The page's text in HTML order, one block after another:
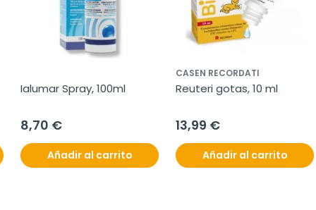
Ialumar Spray, 100ml
8,70 €
Añadir al carrito
CASEN RECORDATI
Reuteri gotas, 10 ml
13,99 €
Añadir al carrito